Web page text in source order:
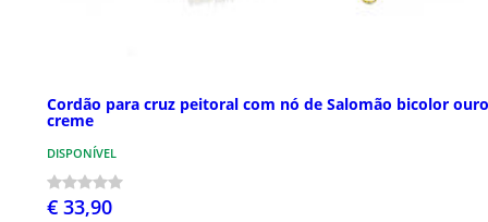
Cordão para cruz peitoral com nó de Salomão bicolor
creme
DISPONÍVEL
€ 33,90